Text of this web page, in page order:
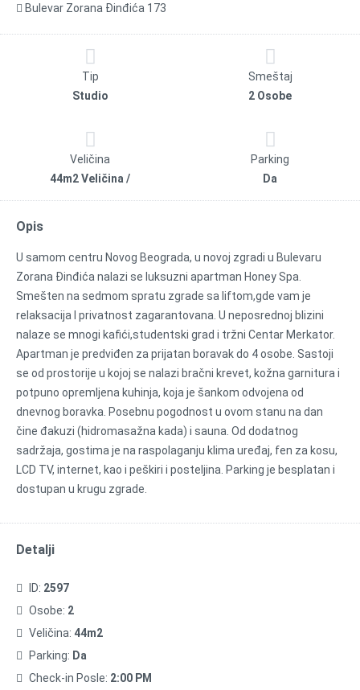
Bulevar Zorana Đinđića 173
Tip
Studio
Smeštaj
2 Osobe
Veličina
44m2 Veličina /
Parking
Da
Opis
U samom centru Novog Beograda, u novoj zgradi u Bulevaru
Zorana Đinđića nalazi se luksuzni apartman Honey Spa.
Smešten na sedmom spratu zgrade sa liftom,gde vam je
relaksacija I privatnost zagarantovana. U neposrednoj blizini
nalaze se mnogi kafići,studentski grad i tržni Centar Merkator.
Apartman je predviđen za prijatan boravak do 4 osobe. Sastoji
se od prostorije u kojoj se nalazi bračni krevet, kožna garnitura i
potpuno opremljena kuhinja, koja je šankom odvojena od
dnevnog boravka. Posebnu pogodnost u ovom stanu na dan
čine đakuzi (hidromasažna kada) i sauna. Od dodatnog
sadržaja, gostima je na raspolaganju klima uređaj, fen za kosu,
LCD TV, internet, kao i peškiri i posteljina. Parking je besplatan i
dostupan u krugu zgrade.
Detalji
ID: 2597
Osobe: 2
Veličina: 44m2
Parking: Da
Check-in Posle: 2:00 PM